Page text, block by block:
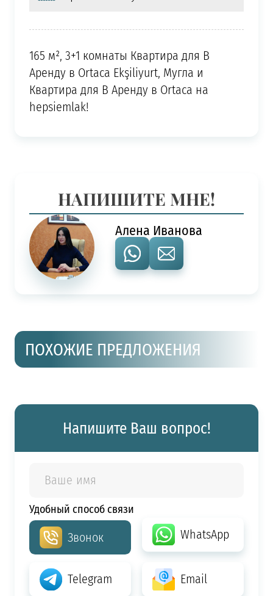
165 м², 3+1 комнаты Квартира для В
Аренду в Ortaca Ekşiliyurt, Мугла и
Квартира для В Аренду в Ortaca на
hepsiemlak!
НАПИШИТЕ МНЕ!
Алена Иванова
ПОХОЖИЕ ПРЕДЛОЖЕНИЯ
Напишите Ваш вопрос!
Удобный способ связи
Звонок WhatsApp
Telegram Email